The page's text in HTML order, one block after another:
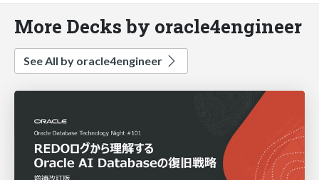
More Decks by oracle4engineer
See All by oracle4engineer